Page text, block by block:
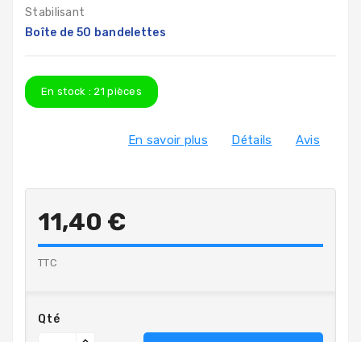
Stabilisant
Boîte de 50 bandelettes
En stock : 21 pièces
En savoir plus Détails Avis
11,40 €
TTC
Qté